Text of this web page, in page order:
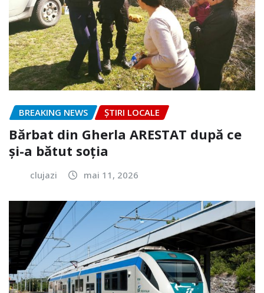
BREAKING NEWS ȘTIRI LOCALE
Bărbat din Gherla ARESTAT după ce
și-a bătut soția
clujazi mai 11, 2026